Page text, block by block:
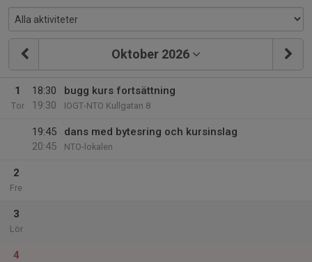
Oktober 2026
1
Tor
18:30
19:30
bugg kurs fortsättning
IOGT-NTO Kullgatan 8
19:45
20:45
dans med bytesring och kursinslag
NTO-lokalen
2
Fre
3
Lör
4